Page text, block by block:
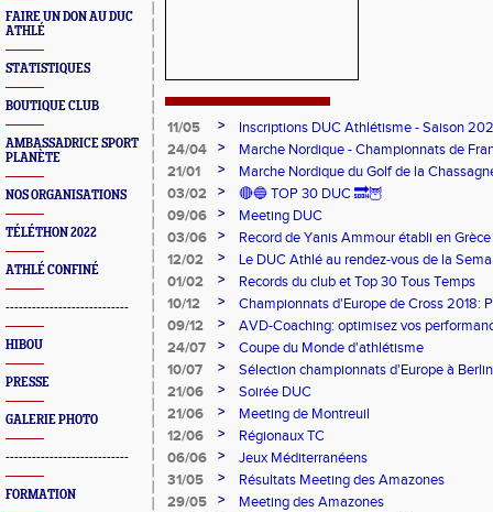
FAIRE UN DON AU DUC
ATHLÉ
STATISTIQUES
BOUTIQUE CLUB
AMBASSADRICE SPORT
PLANÈTE
NOS ORGANISATIONS
TÉLÉTHON 2022
ATHLÉ CONFINÉ
----------------------------
HIBOU
PRESSE
GALERIE PHOTO
----------------------------
FORMATION
11/05 >
Inscriptions DUC Athlétisme - Saison
24/04
>
Marche Nordique - Championnats de
21/01
>
Marche Nordique du Golf de la
03/02
>
🔴🔵 TOP 30 DUC 🔜🦉
09/06
>
Meeting DUC
03/06
>
Record de Yanis Ammour établi en Grèce
12/02
>
Le DUC Athlé au rendez-vous de la
Paralympique et du dispositif pilote "Jeux
01/02 >
Records du club et Top 30 Tous Temps
10/12
>
Championnats d'Europe de Cross 2018:
Argent
09/12 >
AVD-Coaching: optimisez vos
mentale!
24/07 >
Coupe du Monde d'athlétisme
10/07
>
Sélection championnats d'Europe à Berlin
21/06
>
Soirée DUC
21/06
>
Meeting de Montreuil
12/06
>
Régionaux TC
06/06
>
Jeux Méditerranéens
31/05
>
Résultats Meeting des Amazones
29/05
>
Meeting des Amazones